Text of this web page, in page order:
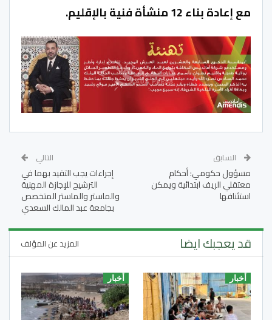
مع إعادة بناء 12 منشأة فنية بالإقليم.
السابق
مسؤول حكومي: أحكام
معتقلي الريف ابتدائية ويمكن
استئنافها
التالي
إجراءات يجب التقيد بهما في
الترشيح للإجازة المهنية
والماستر والماستر المتخصص
بجامعة عبد المالك السعدي
قد يعجبك ايضا المزيد عن المؤلف
أخبار أخبار